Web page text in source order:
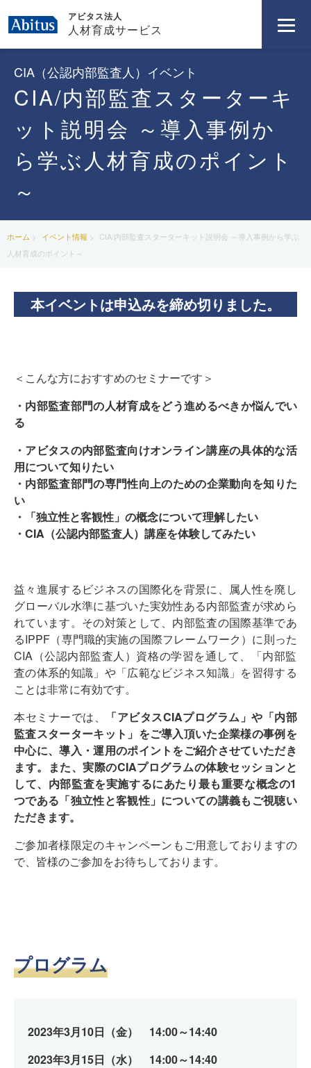
アビタス法人
人材育成サービス
CIA（公認内部監査人）イベント
CIA/内部監査スターターキ
ット説明会 ～導入事例か
ら学ぶ人材育成のポイント
～
ホーム イベント情報
CIA/内部監査スターターキット説明会 ～導入事例から学ぶ
人材育成のポイント～
本イベントは申込みを締め切りました。
＜こんな方におすすめのセミナーです＞
・内部監査部門の人材育成をどう進めるべきか悩んでい
る
・ アビタスの内部監査向けオンライン講座の具体的な活
用について知りたい
・内部監査部門の専門性向上のための企業動向を知りた
い
・「独立性と客観性」の概念について理解したい
・CIA（公認内部監査人）講座を体験してみたい
益々進展するビジネスの国際化を背景に、 属人性を廃し
グローバル水準に基づいた実効性ある内部監査が求めら
れています。その対策として、 内部監査の国際基準であ
るIPPF（専門職的実施の国際フレームワーク）に則った
CIA（公認内部監査人）資格の学習を通して、「内部監
査の体系的知識」 や「広範なビジネス知識」を習得する
ことは非常に有効です。
本セミナーでは、
「アビタスCIAプログラム」や「内部
監査スターターキット」 をご導入頂いた企業様の事例を
中心に、導入・運用のポイントをご紹介させていただき
ます。また、 実際のCIAプログラムの体験セッションと
して、 内部監査を実施するにあたり最も重要な概念の1
つである「独立性と客観性」 についての講義もご視聴い
ただきます。
ご参加者様限定のキャンペーンもご用意しておりますの
で、 皆様のご参加をお待ちしております。
プログラム
2023年3月10日（金） 14:00～14:40
2023年3月15日（水） 14:00～14:40